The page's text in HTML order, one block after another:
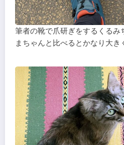
筆者の靴で爪研ぎをするくる
まちゃんと比べるとかなり大き